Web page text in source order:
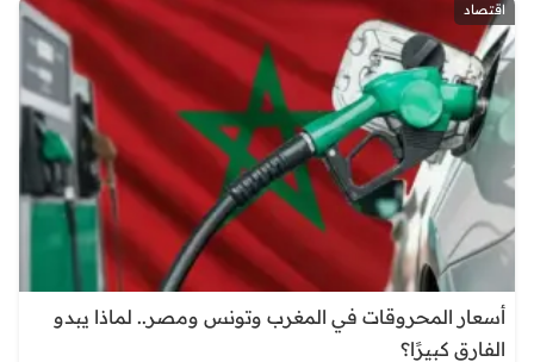
اقتصاد
أسعار المحروقات في المغرب وتونس ومصر.. لماذا يبدو
الفارق كبيرًا؟